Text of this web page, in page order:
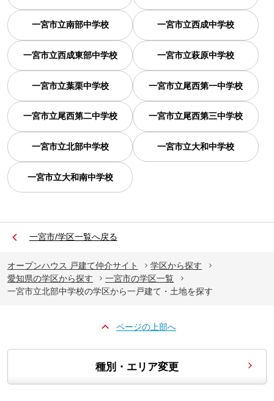
一宮市立南部中学校 一宮市立西成中学校
一宮市立西成東部中学校 一宮市立萩原中学校
一宮市立葉栗中学校 一宮市立尾西第一中学校
一宮市立尾西第二中学校 一宮市立尾西第三中学校
一宮市立北部中学校 一宮市立大和中学校
一宮市立大和南中学校
一宮市/学区一覧へ戻る
オープンハウス 戸建て仲介サイト
学区から探す
愛知県の学区から探す
一宮市の学区一覧
一宮市立北部中学校の学区から一戸建て・土地を探す
ページの上部へ
種別・エリア変更